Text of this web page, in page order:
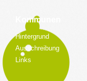
Kommunen
Hintergrund
Ausschreibung
Links